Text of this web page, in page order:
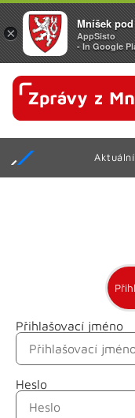
Přihlašovací jméno
Heslo
Jméno
Příjmení
×
Mníšek
AppSisto
- In Google